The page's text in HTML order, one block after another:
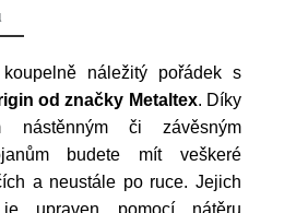
náležitý pořádek s
od značky Metaltex. Díky
nástěnným či závěsným
budete mít veškeré
a neustále po ruce. Jejich
upraven pomocí nátěru